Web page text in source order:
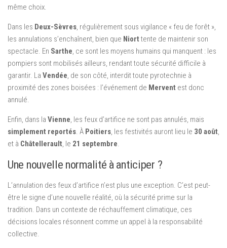
même choix.
Dans les Deux-Sèvres, régulièrement sous vigilance « feu de forêt »,
les annulations s’enchaînent, bien que Niort tente de maintenir son
spectacle. En Sarthe, ce sont les moyens humains qui manquent : les
pompiers sont mobilisés ailleurs, rendant toute sécurité difficile à
garantir. La Vendée, de son côté, interdit toute pyrotechnie à
proximité des zones boisées : l’événement de Mervent est donc
annulé.
Enfin, dans la Vienne, les feux d’artifice ne sont pas annulés, mais
simplement reportés. À Poitiers, les festivités auront lieu le 30 août,
et à Châtellerault, le 21 septembre.
Une nouvelle normalité à anticiper ?
L’annulation des feux d’artifice n’est plus une exception. C’est peut-
être le signe d’une nouvelle réalité, où la sécurité prime sur la
tradition. Dans un contexte de réchauffement climatique, ces
décisions locales résonnent comme un appel à la responsabilité
collective.